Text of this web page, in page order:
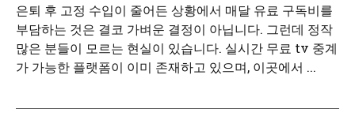
은퇴 후 고정 수입이 줄어든 상황에서 매달 유료 구독비를
부담하는 것은 결코 가벼운 결정이 아닙니다. 그런데 정작
많은 분들이 모르는 현실이 있습니다. 실시간 무료 tv 중계
가 가능한 플랫폼이 이미 존재하고 있으며, 이곳에서 ...